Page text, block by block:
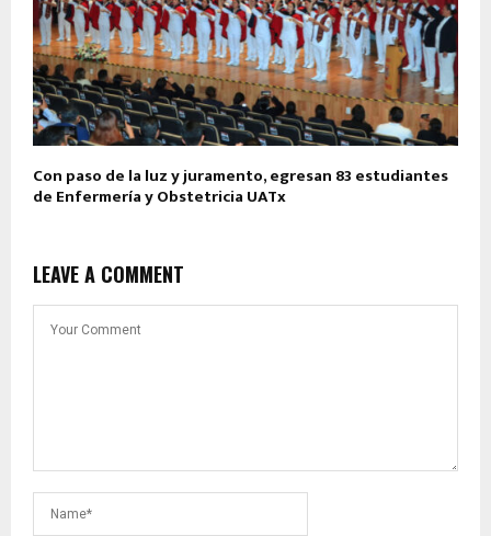
Con paso de la luz y juramento, egresan 83 estudiantes
de Enfermería y Obstetricia UATx
LEAVE A COMMENT